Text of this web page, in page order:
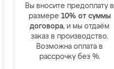
Вы вносите предоплату в
размере 10% от суммы
договора, и мы отдаём
заказ в производство.
Возможна оплата в
рассрочку без %.